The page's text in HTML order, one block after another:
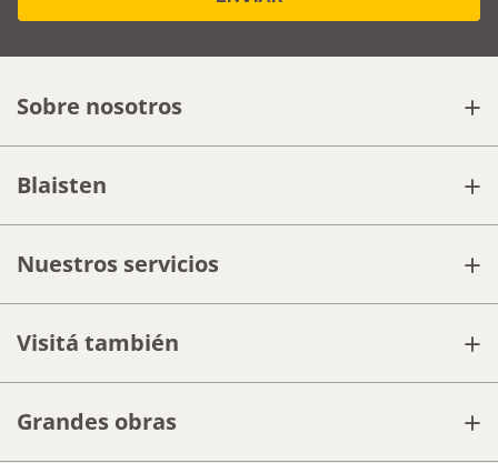
Sobre nosotros +
Blaisten +
Nuestros servicios +
Visitá también +
Grandes obras +